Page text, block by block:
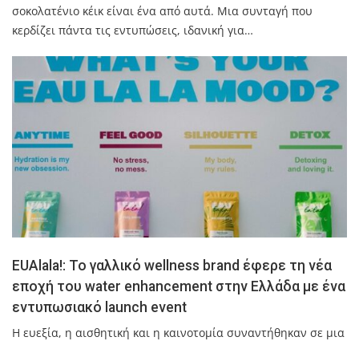
σοκολατένιο κέικ είναι ένα από αυτά. Μια συνταγή που
κερδίζει πάντα τις εντυπώσεις, ιδανική για…
EUAlala!: Το γαλλικό wellness brand έφερε τη νέα
εποχή του water enhancement στην Ελλάδα με ένα
εντυπωσιακό launch event
Η ευεξία, η αισθητική και η καινοτομία συναντήθηκαν σε μια